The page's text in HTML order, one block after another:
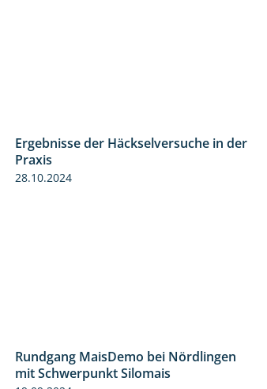
Ergebnisse der Häckselversuche in der
Praxis
28.10.2024
10:51
Rundgang MaisDemo bei Nördlingen
mit Schwerpunkt Silomais